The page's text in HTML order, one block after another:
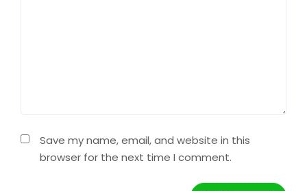
Save my name, email, and website in this
browser for the next time I comment.